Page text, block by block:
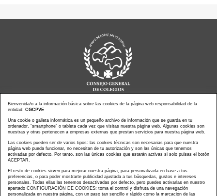
Noticias actualidad
Agenda de Actos
Revistas
PressClip
Multimedias
Contacto
Aviso Legal
Política Privacidad
Política Cookies
Bienvenida/o a la información básica sobre las cookies de la página web responsabilidad de la
entidad: CGCPVE
Una cookie o galleta informática es un pequeño archivo de información que se guarda en tu
ordenador, “smartphone” o tableta cada vez que visitas nuestra página web. Algunas cookies son
nuestras y otras pertenecen a empresas externas que prestan servicios para nuestra página web.
Las cookies pueden ser de varios tipos: las cookies técnicas son necesarias para que nuestra
página web pueda funcionar, no necesitan de tu autorización y son las únicas que tenemos
activadas por defecto. Por tanto, son las únicas cookies que estarán activas si solo pulsas el botón
ACEPTAR.
El resto de cookies sirven para mejorar nuestra página, para personalizarla en base a tus
preferencias, o para poder mostrarte publicidad ajustada a tus búsquedas, gustos e intereses
personales. Todas ellas las tenemos desactivadas por defecto, pero puedes activarlas en nuestro
apartado CONFIGURACIÓN DE COOKIES: toma el control y disfruta de una navegación
personalizada en nuestra página, con un paso tan sencillo y rápido como la marcación de las